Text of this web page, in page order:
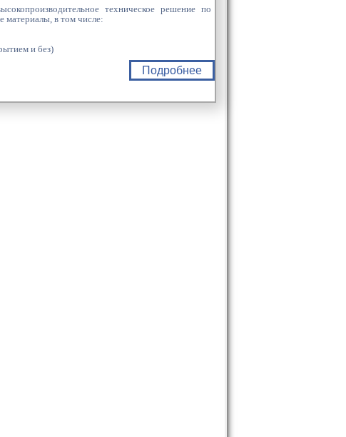
техническое решение по
материалы, в том числе:
и без)
Подробнее